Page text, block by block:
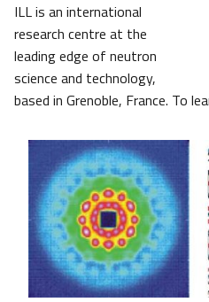
ILL is an international
research centre at the
leading edge of neutron
science and technology,
based in Grenoble, France. To